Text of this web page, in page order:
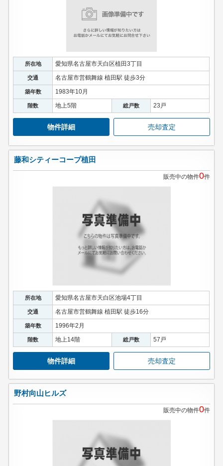
所在地 愛知県名古屋市天白区植田3丁目
交通 名古屋市営鶴舞線 植田駅 徒歩3分
築年数 1983年10月
階数 地上5階 総戸数 23戸
物件詳細 売却査定
藤和シティーコープ植田
販売中の物件0件
所在地 愛知県名古屋市天白区池場4丁目
交通 名古屋市営鶴舞線 植田駅 徒歩16分
築年数 1996年2月
階数 地上14階 総戸数 57戸
物件詳細 売却査定
野村向山ヒルズ
販売中の物件0件